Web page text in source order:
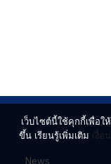
เว็บไซต์นี้ใช้คุกกี้เพื่อใ
ขึ้น เรียนรู้เพิ่มเติม เงื่อ